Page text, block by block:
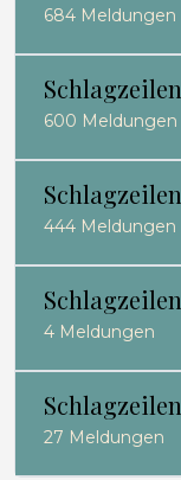
684 Meldungen
Schlagzeilen
600 Meldungen
Schlagzeilen
444 Meldungen
Schlagzeilen
4 Meldungen
Schlagzeilen
27 Meldungen